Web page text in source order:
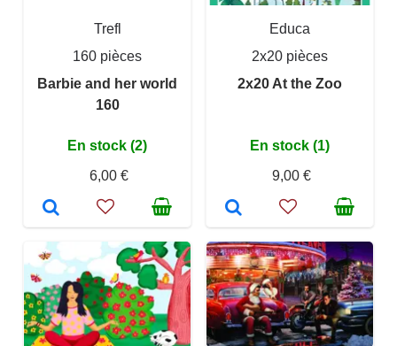
Trefl
160 pièces
Barbie and her world
160
En stock (2)
6,00 €
Educa
2x20 pièces
2x20 At the Zoo
En stock (1)
9,00 €